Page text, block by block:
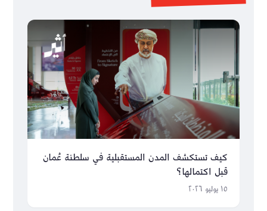
كيف تستكشف المدن المستقبلية في سلطنة عُمان
قبل اكتمالها؟
١٥ يوليو ٢٠٢٦